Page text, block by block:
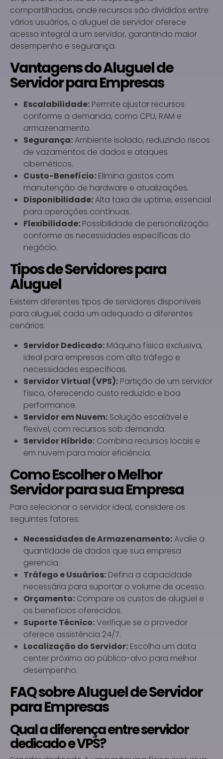
compartilhadas, onde recursos são divididos entre
vários usuários, o aluguel de servidor oferece
acesso integral a um servidor, garantindo maior
desempenho e segurança.
Vantagens do Aluguel de
Servidor para Empresas
Escalabilidade: Permite ajustar recursos
conforme a demanda, como CPU, RAM e
armazenamento.
Segurança:Ambiente isolado, reduzindo riscos
de vazamentos de dados e ataques
cibernéticos.
Custo-Benefício: Elimina gastos com
manutenção de hardware e atualizações.
Disponibilidade:Alta taxa de uptime, essencial
para operações contínuas.
Flexibilidade: Possibilidade de personalização
conforme as necessidades específicas do
negócio.
Tipos de Servidores para
Aluguel
Existem diferentes tipos de servidores disponíveis
para aluguel, cada um adequado a diferentes
cenários:
Servidor Dedicado: Máquina física exclusiva,
ideal para empresas com alto tráfego e
necessidades específicas.
Servidor Virtual (VPS): Partição de um servidor
físico, oferecendo custo reduzido e boa
performance.
Servidor em Nuvem: Solução escalável e
flexível, com recursos sob demanda.
Servidor Híbrido: Combina recursos locais e
em nuvem para maior eficiência.
Como Escolher o Melhor
Servidor para sua Empresa
Para selecionar o servidor ideal, considere os
seguintes fatores:
Necessidades de Armazenamento:Avalie a
quantidade de dados que sua empresa
gerencia.
Tráfego e Usuários: Defina a capacidade
necessária para suportar o volume de acesso.
Orçamento: Compare os custos de aluguel e
os benefícios oferecidos.
Suporte Técnico:Verifique se o provedor
oferece assistência 24/7.
Localização do Servidor: Escolha um data
center próximo ao público-alvo para melhor
desempenho.
FAQ sobre Aluguel de Servidor
para Empresas
Qual a diferença entre servidor
dedicado e VPS?